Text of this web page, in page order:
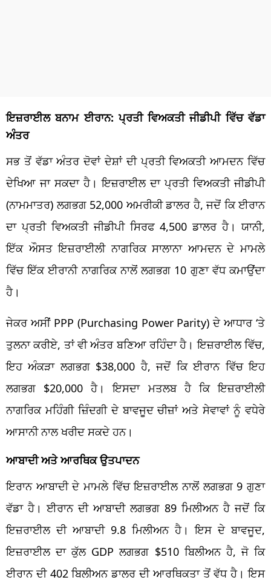
ਇਜ਼ਰਾਈਲ ਬਨਾਮ ਈਰਾਨ: ਪ੍ਰਤੀ ਵਿਅਕਤੀ ਜੀਡੀਪੀ ਵਿੱਚ ਵੱਡਾ
ਅੰਤਰ
ਸਭ ਤੋਂ ਵੱਡਾ ਅੰਤਰ ਦੋਵਾਂ ਦੇਸ਼ਾਂ ਦੀ ਪ੍ਰਤੀ ਵਿਅਕਤੀ ਆਮਦਨ ਵਿੱਚ
ਦੇਖਿਆ ਜਾ ਸਕਦਾ ਹੈ। ਇਜ਼ਰਾਈਲ ਦਾ ਪ੍ਰਤੀ ਵਿਅਕਤੀ ਜੀਡੀਪੀ
(ਨਾਮਮਾਤਰ) ਲਗਭਗ 52,000 ਅਮਰੀਕੀ ਡਾਲਰ ਹੈ, ਜਦੋਂ ਕਿ ਈਰਾਨ
ਦਾ ਪ੍ਰਤੀ ਵਿਅਕਤੀ ਜੀਡੀਪੀ ਸਿਰਫ 4,500 ਡਾਲਰ ਹੈ। ਯਾਨੀ,
ਇੱਕ ਔਸਤ ਇਜ਼ਰਾਈਲੀ ਨਾਗਰਿਕ ਸਾਲਾਨਾ ਆਮਦਨ ਦੇ ਮਾਮਲੇ
ਵਿੱਚ ਇੱਕ ਈਰਾਨੀ ਨਾਗਰਿਕ ਨਾਲੋਂ ਲਗਭਗ 10 ਗੁਣਾ ਵੱਧ ਕਮਾਉਂਦਾ
ਹੈ।
ਜੇਕਰ ਅਸੀਂ PPP (Purchasing Power Parity) ਦੇ ਆਧਾਰ ‘ਤੇ
ਤੁਲਨਾ ਕਰੀਏ, ਤਾਂ ਵੀ ਅੰਤਰ ਬਣਿਆ ਰਹਿੰਦਾ ਹੈ। ਇਜ਼ਰਾਈਲ ਵਿੱਚ,
ਇਹ ਅੰਕੜਾ ਲਗਭਗ $38,000 ਹੈ, ਜਦੋਂ ਕਿ ਈਰਾਨ ਵਿੱਚ ਇਹ
ਲਗਭਗ $20,000 ਹੈ। ਇਸਦਾ ਮਤਲਬ ਹੈ ਕਿ ਇਜ਼ਰਾਈਲੀ
ਨਾਗਰਿਕ ਮਹਿੰਗੀ ਜ਼ਿੰਦਗੀ ਦੇ ਬਾਵਜੂਦ ਚੀਜ਼ਾਂ ਅਤੇ ਸੇਵਾਵਾਂ ਨੂੰ ਵਧੇਰੇ
ਆਸਾਨੀ ਨਾਲ ਖਰੀਦ ਸਕਦੇ ਹਨ।
ਆਬਾਦੀ ਅਤੇ ਆਰਥਿਕ ਉਤਪਾਦਨ
ਇਰਾਨ ਆਬਾਦੀ ਦੇ ਮਾਮਲੇ ਵਿੱਚ ਇਜ਼ਰਾਈਲ ਨਾਲੋਂ ਲਗਭਗ 9 ਗੁਣਾ
ਵੱਡਾ ਹੈ। ਈਰਾਨ ਦੀ ਆਬਾਦੀ ਲਗਭਗ 89 ਮਿਲੀਅਨ ਹੈ ਜਦੋਂ ਕਿ
ਇਜ਼ਰਾਈਲ ਦੀ ਆਬਾਦੀ 9.8 ਮਿਲੀਅਨ ਹੈ। ਇਸ ਦੇ ਬਾਵਜੂਦ,
ਇਜ਼ਰਾਈਲ ਦਾ ਕੁੱਲ GDP ਲਗਭਗ $510 ਬਿਲੀਅਨ ਹੈ, ਜੋ ਕਿ
ਈਰਾਨ ਦੀ 402 ਬਿਲੀਅਨ ਡਾਲਰ ਦੀ ਆਰਥਿਕਤਾ ਤੋਂ ਵੱਧ ਹੈ। ਇਸ